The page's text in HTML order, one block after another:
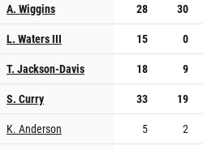
A. Wiggins
28 30
L. Waters III
15 0
T. Jackson-Davis
18 9
S. Curry
33 19
K. Anderson
5 2